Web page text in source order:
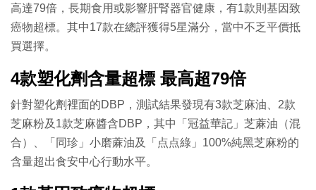
高達79倍，長期食用或影響肝腎器官健康，有1款則基因致
癌物超標。其中17款在總評獲得5星滿分，當中不乏平價抵
買選擇。
4款塑化劑含量超標 最高超79倍
針對塑化劑裡面的DBP，測試結果發現有3款芝麻油、2款
芝麻粉及1款芝麻醬含DBP，其中「冠益華記」芝蔴油（混
合）、「同珍」小磨蔴油及「点点綠」100%純黑芝麻粉的
含量超出食安中心行動水平。